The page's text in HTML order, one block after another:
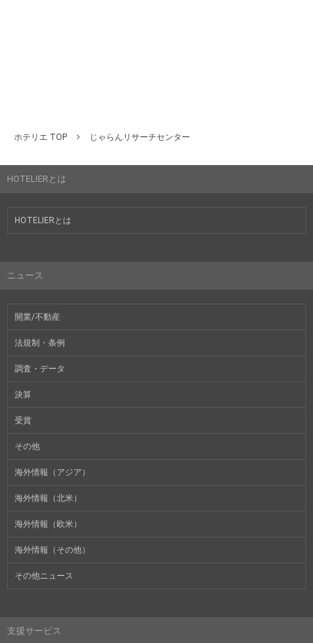
ホテリエ TOP じゃらんリサーチセンター
HOTELIERとは
HOTELIERとは
ニュース
開業/不動産
法規制・条例
調査・データ
決算
受賞
その他
海外情報（アジア）
海外情報（北米）
海外情報（欧米）
海外情報（その他）
その他ニュース
支援サービス